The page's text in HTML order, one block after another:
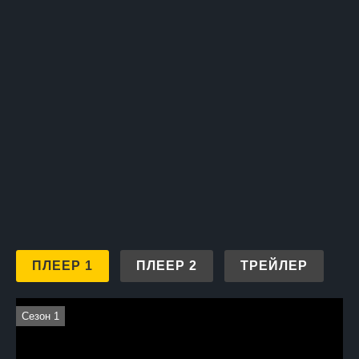
ПЛЕЕР 1 ПЛЕЕР 2 ТРЕЙЛЕР
Сезон 1